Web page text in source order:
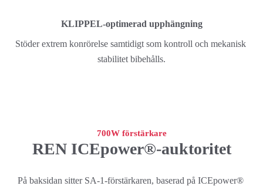
KLIPPEL-optimerad upphängning
Stöder extrem konrörelse samtidigt som kontroll och mekanisk
stabilitet bibehålls.
700W förstärkare
REN ICEpower®-auktoritet
På baksidan sitter SA-1-förstärkaren, baserad på ICEpower®